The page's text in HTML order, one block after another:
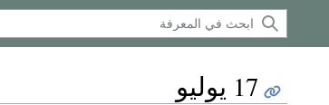
17 يوليو